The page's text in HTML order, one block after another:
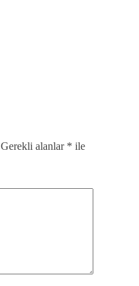
Gerekli alanlar * ile